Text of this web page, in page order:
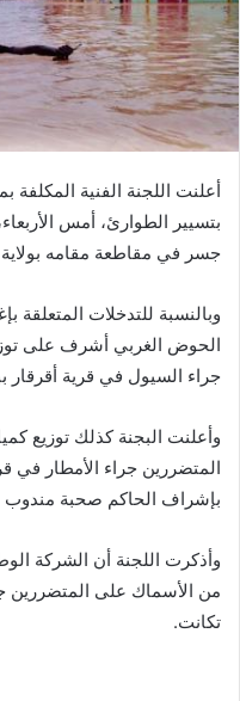
أعلنت اللجنة الفنية المكلفة
بتسيير الطوارئ، أمس
جسر في مقاطعة مقامه
وبالنسبة للتدخلات المتعلقة
الحوض الغربي أشرف على
جراء السيول في قرية أقرقار
وأعلنت البجنة كذلك توزيع
المتضررين جراء الأمطار في
بإشراف الحاكم صحبة مندوب
من الأسماك على المتضررين
تكانت.